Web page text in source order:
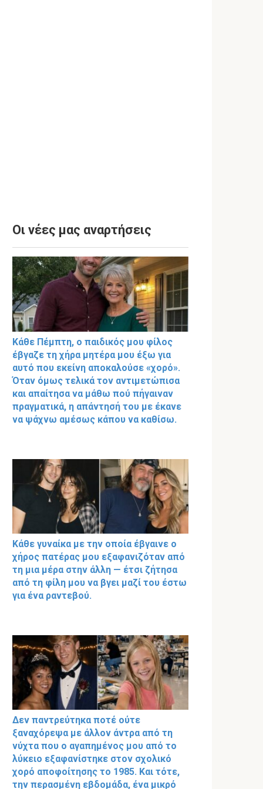
Οι νέες μας αναρτήσεις
Κάθε Πέμπτη, ο παιδικός μου φίλος
έβγαζε τη χήρα μητέρα μου έξω για
αυτό που εκείνη αποκαλούσε «χορό».
Όταν όμως τελικά τον αντιμετώπισα
και απαίτησα να μάθω πού πήγαιναν
πραγματικά, η απάντησή του με έκανε
να ψάχνω αμέσως κάπου να καθίσω.
Κάθε γυναίκα με την οποία έβγαινε ο
χήρος πατέρας μου εξαφανιζόταν από
τη μια μέρα στην άλλη — έτσι ζήτησα
από τη φίλη μου να βγει μαζί του έστω
για ένα ραντεβού.
Δεν παντρεύτηκα ποτέ ούτε
ξαναχόρεψα με άλλον άντρα από τη
νύχτα που ο αγαπημένος μου από το
λύκειο εξαφανίστηκε στον σχολικό
χορό αποφοίτησης το 1985. Και τότε,
την περασμένη εβδομάδα, ένα μικρό